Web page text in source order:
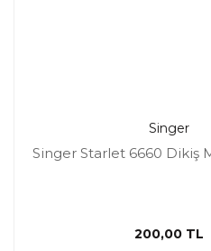
Singer
Singer Starlet 6660 Dikiş
200,00 TL